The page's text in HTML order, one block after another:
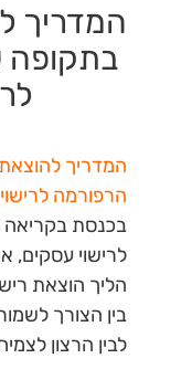
המדריך
המדריך
הרפורמה
בכנסת בקריאה
לרישוי
הליך הוצאת
בין הצורך
לבין הרצון